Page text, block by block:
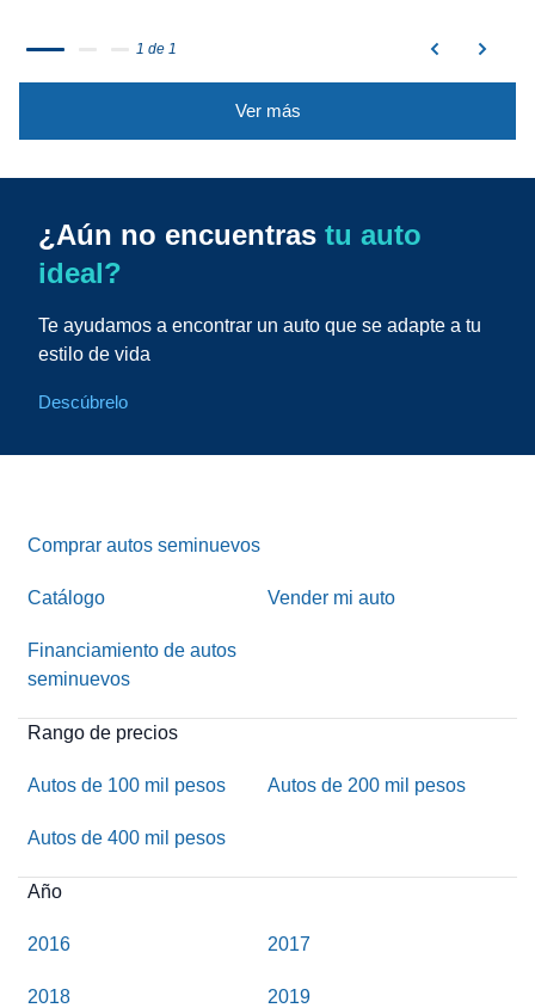
1 de 1
Ver más
¿Aún no encuentras tu auto
ideal?
Te ayudamos a encontrar un auto que se adapte a tu
estilo de vida
Descúbrelo
Comprar autos seminuevos
Catálogo Vender mi auto
Financiamiento de autos
seminuevos
Rango de precios
Autos de 100 mil pesos Autos de 200 mil pesos
Autos de 400 mil pesos
Año
2016 2017
2018 2019